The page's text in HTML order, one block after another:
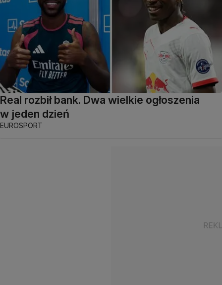
Real rozbił bank. Dwa wielkie ogłoszenia
w jeden dzień
EUROSPORT